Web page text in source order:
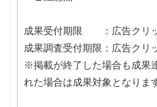
成果受付期限 ：広告クリ
成果調査受付期限：広告クリ
※掲載が終了した場合も成果
れた場合は成果対象となりま